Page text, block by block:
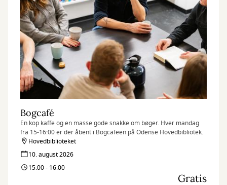
Bogcafé
En kop kaffe og en masse gode snakke om bøger. Hver mandag
fra 15-16:00 er der åbent i Bogcafeen på Odense Hovedbibliotek.
Hovedbiblioteket
10. august 2026
15:00 - 16:00
Gratis